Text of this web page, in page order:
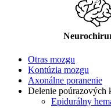
Otras mozgu
Kontúzia mozgu
Axonálne poranenie
Delenie poúrazových
Epidurálny